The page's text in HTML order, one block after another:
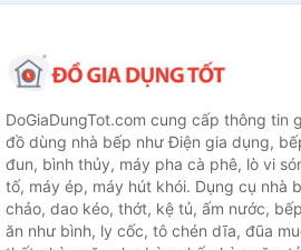
DoGiaDungTot.com cung cấp thông tin
đồ dùng nhà bếp như Điện gia dụng,
đun, bình thủy, máy pha cà phê, lò vi
tố, máy ép, máy hút khói. Dụng cụ nhà
chảo, dao kéo, thớt, kệ tủ, ấm nước,
ăn như bình, ly cốc, tô chén dĩa, đũa